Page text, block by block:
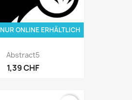
Abstract5
1,39 CHF
NUR ONLINE ERHÄLTLICH